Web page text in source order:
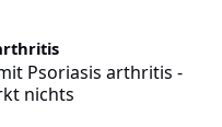
Psoriasis arthritis -
nichts